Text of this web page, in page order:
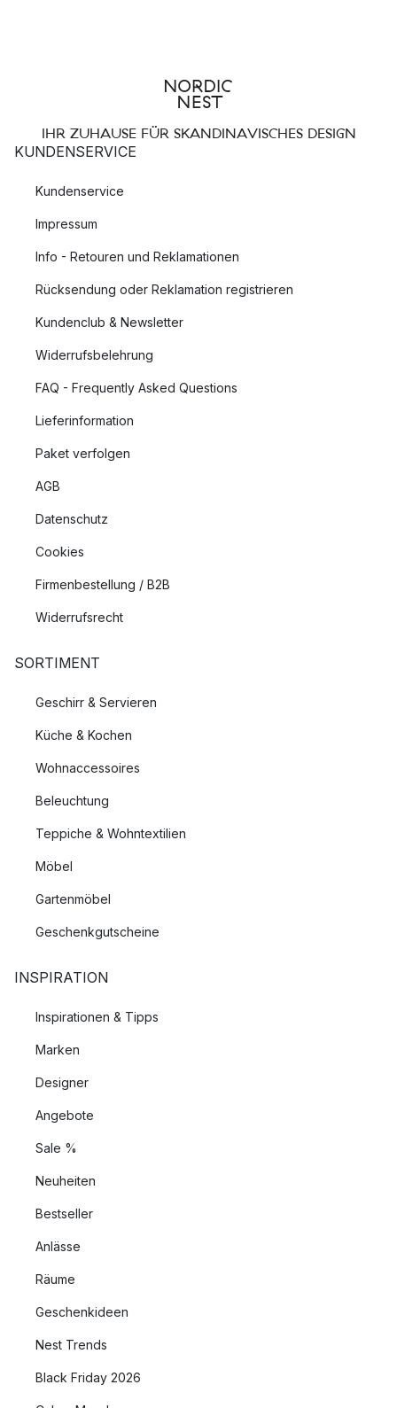
IHR ZUHAUSE FÜR SKANDINAVISCHES DESIGN
KUNDENSERVICE
Kundenservice
Impressum
Info - Retouren und Reklamationen
Rücksendung oder Reklamation registrieren
Kundenclub & Newsletter
Widerrufsbelehrung
FAQ - Frequently Asked Questions
Lieferinformation
Paket verfolgen
AGB
Datenschutz
Cookies
Firmenbestellung / B2B
Widerrufsrecht
SORTIMENT
Geschirr & Servieren
Küche & Kochen
Wohnaccessoires
Beleuchtung
Teppiche & Wohntextilien
Möbel
Gartenmöbel
Geschenkgutscheine
INSPIRATION
Inspirationen & Tipps
Marken
Designer
Angebote
Sale %
Neuheiten
Bestseller
Anlässe
Räume
Geschenkideen
Nest Trends
Black Friday 2026